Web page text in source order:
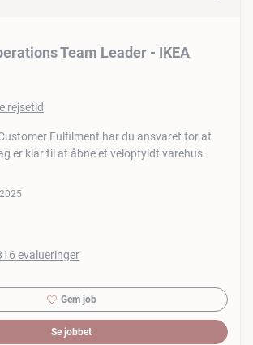
Team Leader - IKEA
rejsetid
Fulfilment har du ansvaret for at
er klar til at åbne et velopfyldt varehus.
evalueringer
Gem job
Se jobbet